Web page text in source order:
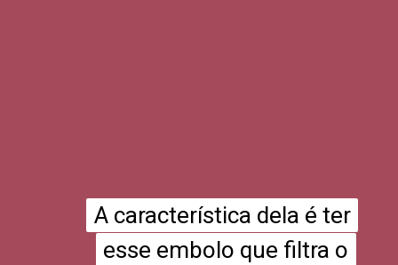
A característica dela é ter
esse embolo que filtra o
A característica dela é ter
esse embolo que filtra o